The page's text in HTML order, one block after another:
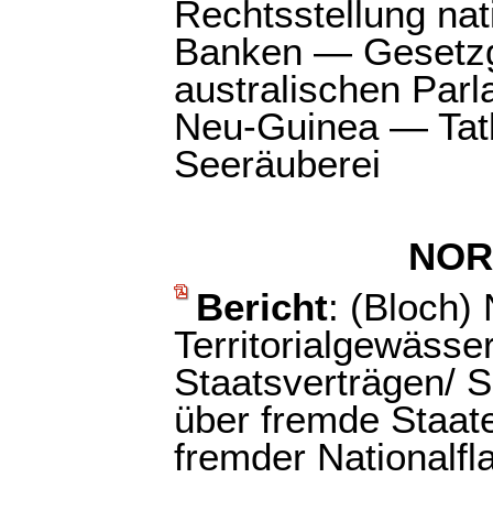
Rechtsstellung
Banken —
australischen
Neu-Guinea —
Seeräuberei
Bericht: (Bloch)
Staatsverträgen/
über fremde
fremder